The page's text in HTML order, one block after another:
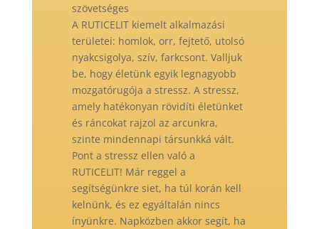
szövetséges
A RUTICELIT kiemelt alkalmazási
területei: homlok, orr, fejtető, utolsó
nyakcsigolya, szív, farkcsont. Valljuk
be, hogy életünk egyik legnagyobb
mozgatórugója a stressz. A stressz,
amely hatékonyan rövidíti életünket
és ráncokat rajzol az arcunkra,
szinte mindennapi társunkká vált.
Pont a stressz ellen való a
RUTICELIT! Már reggel a
segítségünkre siet, ha túl korán kell
kelnünk, és ez egyáltalán nincs
ínyünkre. Napközben akkor segít, ha